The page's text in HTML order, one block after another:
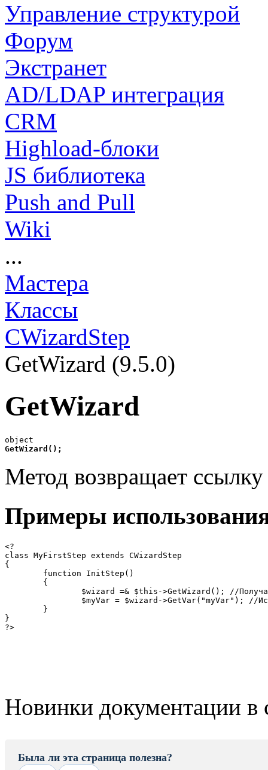
Управление структурой
Форум
Экстранет
AD/LDAP интеграция
CRM
Highload-блоки
JS библиотека
Push and Pull
Wiki
...
Мастера
Классы
CWizardStep
GetWizard (9.5.0)
GetWizard
GetWizard( );
Метод возвращает ссылку
Примеры
<?
class MyFirstStep extends CWizardStep
{
}
?>
Новинки документации в
Была ли эта страница полезна?